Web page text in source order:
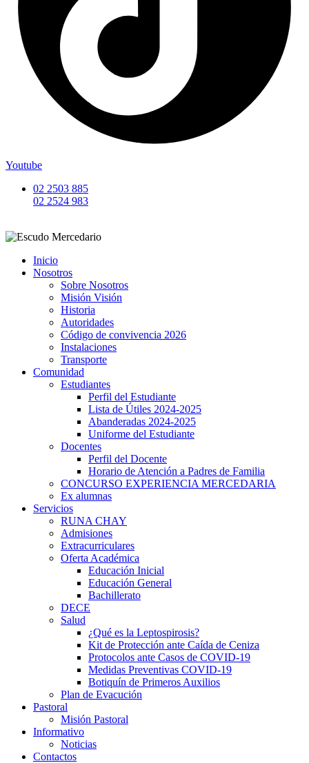
Youtube
02 2503 885
02 2524 983
Inicio
Nosotros
Sobre Nosotros
Misión Visión
Historia
Autoridades
Código de convivencia 2026
Instalaciones
Transporte
Comunidad
Estudiantes
Perfil del Estudiante
Lista de Útiles 2024-2025
Abanderadas 2024-2025
Uniforme del Estudiante
Docentes
Perfil del Docente
Horario de Atención a Padres de Familia
CONCURSO EXPERIENCIA MERCEDARIA
Ex alumnas
Servicios
RUNA CHAY
Admisiones
Extracurriculares
Oferta Académica
Educación Inicial
Educación General
Bachillerato
DECE
Salud
¿Qué es la Leptospirosis?
Kit de Protección ante Caída de Ceniza
Protocolos ante Casos de COVID-19
Medidas Preventivas COVID-19
Botiquín de Primeros Auxilios
Plan de Evacución
Pastoral
Misión Pastoral
Informativo
Noticias
Contactos